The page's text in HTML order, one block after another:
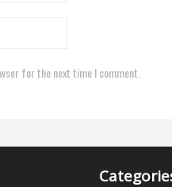
for the next time I comment.